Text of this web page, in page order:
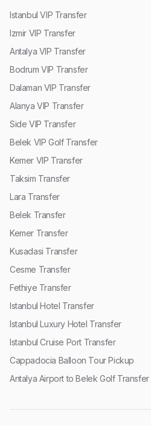
Istanbul VIP Transfer
Izmir VIP Transfer
Antalya VIP Transfer
Bodrum VIP Transfer
Dalaman VIP Transfer
Alanya VIP Transfer
Side VIP Transfer
Belek VIP Golf Transfer
Kemer VIP Transfer
Taksim Transfer
Lara Transfer
Belek Transfer
Kemer Transfer
Kusadasi Transfer
Cesme Transfer
Fethiye Transfer
Istanbul Hotel Transfer
Istanbul Luxury Hotel Transfer
Istanbul Cruise Port Transfer
Cappadocia Balloon Tour Pickup
Antalya Airport to Belek Golf Transfer